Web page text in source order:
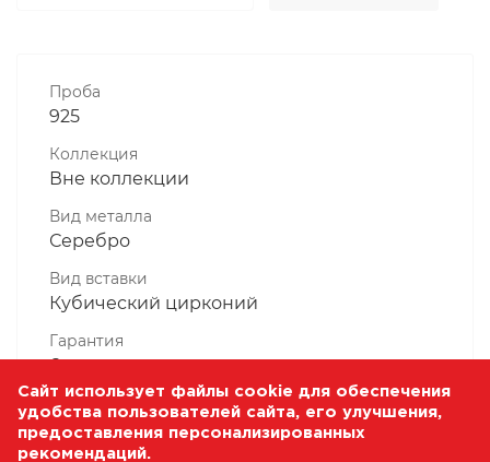
Проба
925
Коллекция
Вне коллекции
Вид металла
Серебро
Вид вставки
Кубический цирконий
Гарантия
6 месяцев
Комплектность, шт
1 Штука
Сайт использует файлы cookie для обеспечения
удобства пользователей сайта, его улучшения,
предоставления персонализированных
рекомендаций.